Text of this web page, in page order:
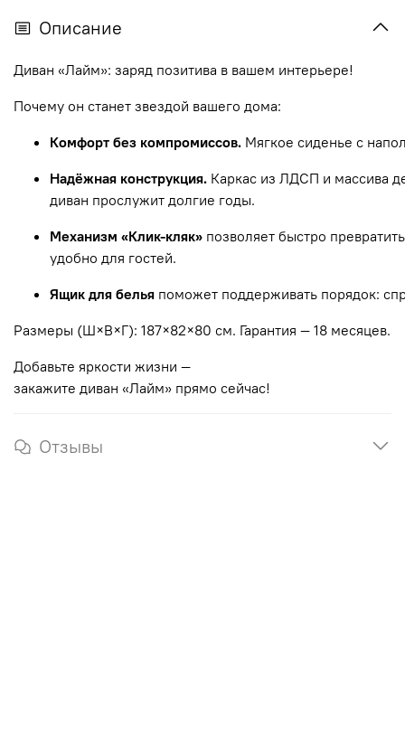
Описание
Диван «Лайм»: заряд позитива в вашем интерьере!
Почему он станет звездой вашего дома:
Комфорт без компромиссов. Мягкое сиденье с
Надёжная конструкция. Каркас из ЛДСП и массива
диван прослужит долгие годы.
Механизм «Клик‑кляк» позволяет быстро превратить
удобно для гостей.
Ящик для белья поможет поддерживать порядок:
Размеры (Ш×В×Г): 187×82×80 см. Гарантия — 18 месяцев.
Добавьте яркости жизни —
закажите диван «Лайм» прямо сейчас!
Отзывы